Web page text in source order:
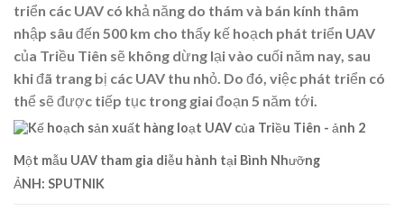
triển các UAV có khả năng do thám và bán kính thâm
nhập sâu đến 500 km cho thấy kế hoạch phát triển UAV
của Triều Tiên sẽ không dừng lại vào cuối năm nay, sau
khi đã trang bị các UAV thu nhỏ. Do đó, việc phát triển có
thể sẽ được tiếp tục trong giai đoạn 5 năm tới.
Một mẫu UAV tham gia diễu hành tại Bình Nhưỡng
ẢNH: SPUTNIK